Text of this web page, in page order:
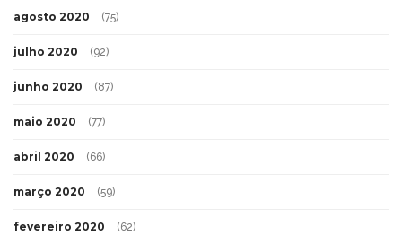
agosto 2020 (75)
julho 2020 (92)
junho 2020 (87)
maio 2020 (77)
abril 2020 (66)
março 2020 (59)
fevereiro 2020 (62)